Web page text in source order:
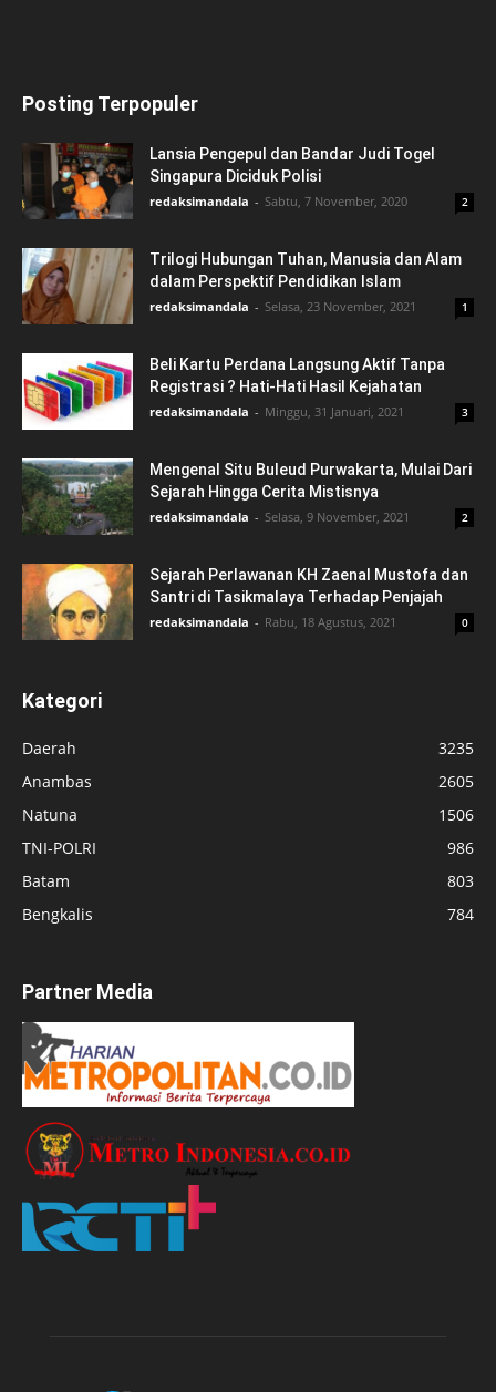
Posting Terpopuler
Lansia Pengepul dan Bandar Judi Togel
Singapura Diciduk Polisi
redaksimandala - Sabtu, 7 November, 2020 2
Trilogi Hubungan Tuhan, Manusia dan Alam
dalam Perspektif Pendidikan Islam
redaksimandala - Selasa, 23 November, 2021 1
Beli Kartu Perdana Langsung Aktif Tanpa
Registrasi ? Hati-Hati Hasil Kejahatan
redaksimandala - Minggu, 31 Januari, 2021 3
Mengenal Situ Buleud Purwakarta, Mulai Dari
Sejarah Hingga Cerita Mistisnya
redaksimandala - Selasa, 9 November, 2021 2
Sejarah Perlawanan KH Zaenal Mustofa dan
Santri di Tasikmalaya Terhadap Penjajah
redaksimandala - Rabu, 18 Agustus, 2021 0
Kategori
Daerah
3235
Anambas
2605
Natuna
1506
TNI-POLRI
986
Batam
803
Bengkalis
784
Partner Media